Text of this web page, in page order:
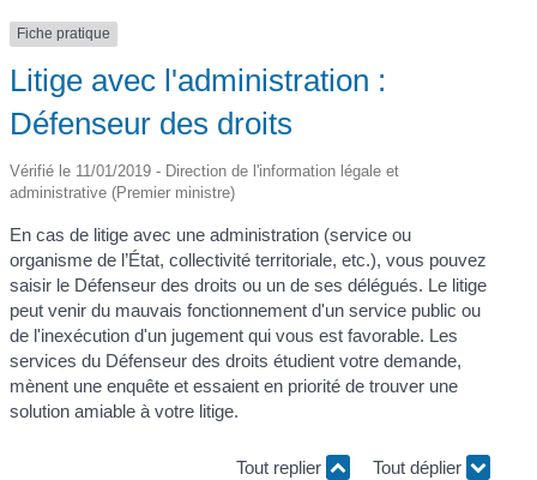
Fiche pratique
Litige avec l'administration :
Défenseur des droits
Vérifié le 11/01/2019 - Direction de l'information légale et
administrative (Premier ministre)
En cas de litige avec une administration (service ou
organisme de l’État, collectivité territoriale, etc.), vous pouvez
saisir le Défenseur des droits ou un de ses délégués. Le litige
peut venir du mauvais fonctionnement d'un service public ou
de l'inexécution d'un jugement qui vous est favorable. Les
services du Défenseur des droits étudient votre demande,
mènent une enquête et essaient en priorité de trouver une
solution amiable à votre litige.
Tout replier Tout déplier